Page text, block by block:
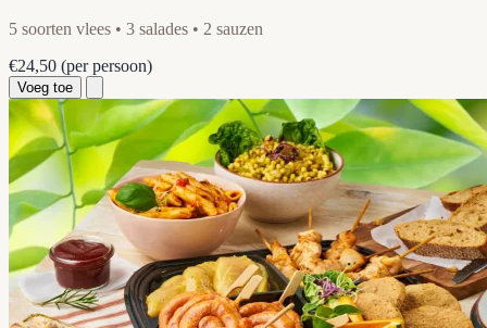
5 soorten vlees • 3 salades • 2 sauzen
€24,50 (per persoon)
Voeg toe